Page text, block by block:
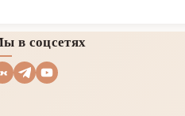
в соцсетях